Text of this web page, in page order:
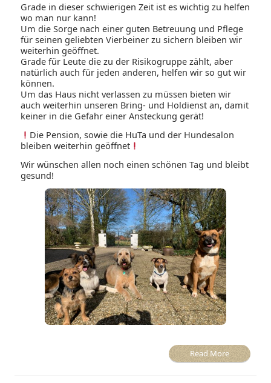
Grade in dieser schwierigen Zeit ist es wichtig zu helfen
wo man nur kann!
Um die Sorge nach einer guten Betreuung und Pflege
für seinen geliebten Vierbeiner zu sichern bleiben wir
weiterhin geöffnet.
Grade für Leute die zu der Risikogruppe zählt, aber
natürlich auch für jeden anderen, helfen wir so gut wir
können.
Um das Haus nicht verlassen zu müssen bieten wir
auch weiterhin unseren Bring- und Holdienst an, damit
keiner in die Gefahr einer Ansteckung gerät!
Die Pension, sowie die HuTa und der Hundesalon
bleiben weiterhin geöffnet
Wir wünschen allen noch einen schönen Tag und bleibt
gesund!
Read More